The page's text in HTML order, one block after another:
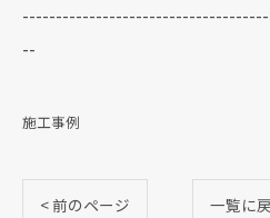
--
施工事例
< 前のページ 一覧に